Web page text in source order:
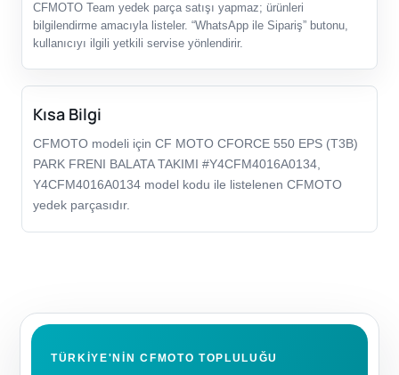
CFMOTO Team yedek parça satışı yapmaz; ürünleri
bilgilendirme amacıyla listeler. “WhatsApp ile Sipariş” butonu,
kullanıcıyı ilgili yetkili servise yönlendirir.
Kısa Bilgi
CFMOTO modeli için CF MOTO CFORCE 550 EPS (T3B)
PARK FRENI BALATA TAKIMI #Y4CFM4016A0134,
Y4CFM4016A0134 model kodu ile listelenen CFMOTO
yedek parçasıdır.
TÜRKIYE'NIN CFMOTO TOPLULUĞU